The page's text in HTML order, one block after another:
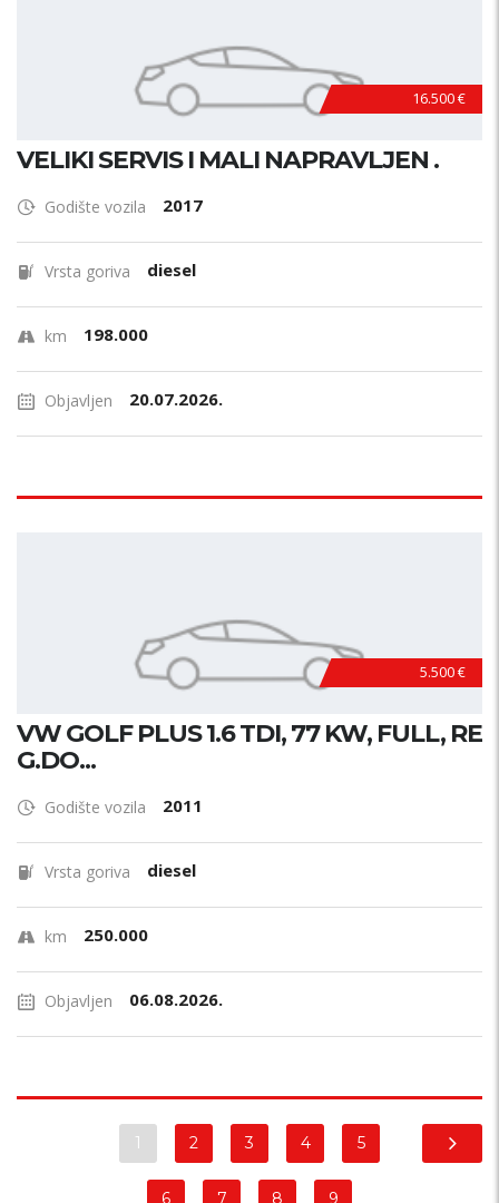
16.500 €
VELIKI SERVIS I MALI NAPRAVLJEN .
Godište vozila 2017
Vrsta goriva diesel
km 198.000
Objavljen 20.07.2026.
5.500 €
VW GOLF PLUS 1.6 TDI, 77 KW, FULL, RE
G.DO...
Godište vozila 2011
Vrsta goriva diesel
km 250.000
Objavljen 06.08.2026.
1 2 3 4 5
6 7 8 9